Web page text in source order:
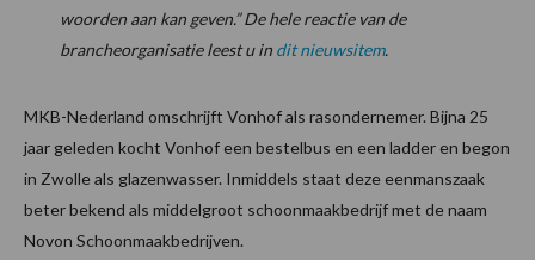
woorden aan kan geven.” De hele reactie van de
brancheorganisatie leest u in dit nieuwsitem.
MKB-Nederland omschrijft Vonhof als rasondernemer. Bijna 25
jaar geleden kocht Vonhof een bestelbus en een ladder en begon
in Zwolle als glazenwasser. Inmiddels staat deze eenmanszaak
beter bekend als middelgroot schoonmaakbedrijf met de naam
Novon Schoonmaakbedrijven.